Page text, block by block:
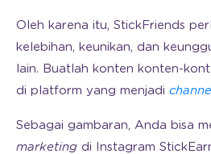
Oleh karena itu, StickFriends
kelebihan, keunikan, dan
lain. Buatlah konten konten-
di platform yang menjadi
Sebagai gambaran, Anda bisa
marketing di Instagram